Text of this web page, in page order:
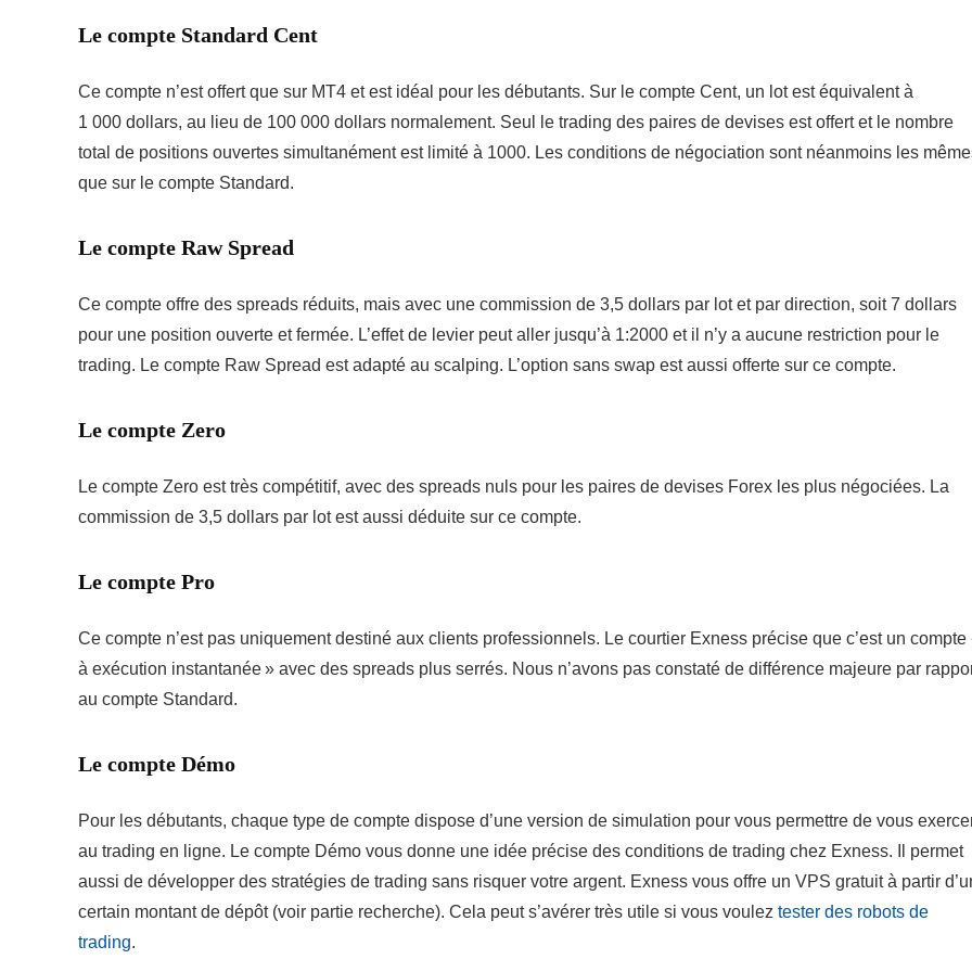
Le compte Standard Cent
Ce compte n’est offert que sur MT4 et est idéal pour les débutants. Sur le compte Cent, un lot est équivalent à
1 000 dollars, au lieu de 100 000 dollars normalement. Seul le trading des paires de devises est offert et le nombre
total de positions ouvertes simultanément est limité à 1000. Les conditions de négociation sont néanmoins les
que sur le compte Standard.
Le compte Raw Spread
Ce compte offre des spreads réduits, mais avec une commission de 3,5 dollars par lot et par direction, soit 7 dollars
pour une position ouverte et fermée. L’effet de levier peut aller jusqu’à 1:2000 et il n’y a aucune restriction pour le
trading. Le compte Raw Spread est adapté au scalping. L’option sans swap est aussi offerte sur ce compte.
Le compte Zero
Le compte Zero est très compétitif, avec des spreads nuls pour les paires de devises Forex les plus négociées. La
commission de 3,5 dollars par lot est aussi déduite sur ce compte.
Le compte Pro
Ce compte n’est pas uniquement destiné aux clients professionnels. Le courtier Exness précise que c’est un
à exécution instantanée » avec des spreads plus serrés. Nous n’avons pas constaté de différence majeure par
au compte Standard.
Le compte Démo
Pour les débutants, chaque type de compte dispose d’une version de simulation pour vous permettre de vous
au trading en ligne. Le compte Démo vous donne une idée précise des conditions de trading chez Exness. Il permet
aussi de développer des stratégies de trading sans risquer votre argent. Exness vous offre un VPS gratuit à partir
certain montant de dépôt (voir partie recherche). Cela peut s’avérer très utile si vous voulez tester des robots de
trading.